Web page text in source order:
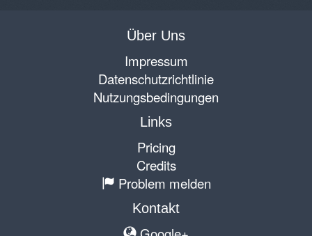
Über Uns
Impressum
Datenschutzrichtlinie
Nutzungsbedingungen
Links
Pricing
Credits
Problem melden
Kontakt